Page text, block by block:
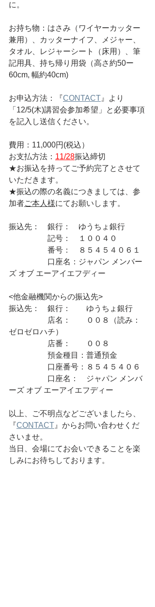
に。
お持ち物：はさみ（ワイヤーカッター
兼用）、カッターナイフ、メジャー、
タオル、レジャーシート（床用）、筆
記用具、持ち帰り用袋（高さ約50ー
60cm, 幅約40cm)
お申込方法：『CONTACT 』より
「12/5(木)講習会参加希望」と必要事項
を記入し送信ください。
費用：11,000円(税込）
お支払方法： 11/28振込締切
★お振込を持ってご予約完了とさせて
いただきます。
★振込の際の名義につきましては、参
加者ご本人様にてお願いします。
振込先：　銀行：　ゆうちょ銀行
記号：　１００４０
番号：　８５４５４０６１
口座名：ジャパン メンバー
ズ オブ エーアイエフディー
<他金融機関からの振込先>
振込先：　銀行：　　ゆうちょ銀行
店名：　　００８（読み：
ゼロゼロハチ）
店番：　　００８
預金種目：普通預金
口座番号：８５４５４０６
口座名：　ジャパン メンバ
ーズ オブ エーアイエフディー
以上、ご不明点などございましたら、
『CONTACT 』からお問い合わせくだ
さいませ。
当日、会場にてお会いできることを楽
しみにお待ちしております。